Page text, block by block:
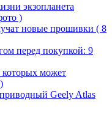
экзопланета
)
новые прошивки ( 8
перед покупкой: 9
которых может
Geely Atlas